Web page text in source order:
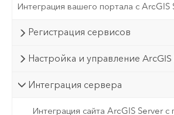
Интеграция вашего портала с ArcGIS
Регистрация сервисов
Настройка и управление
Интеграция сервера
Интеграция сайта ArcGIS Server с